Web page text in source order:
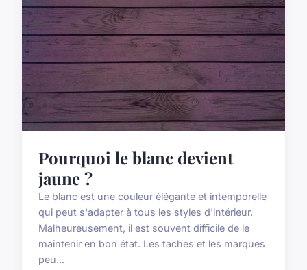
Pourquoi le blanc devient
jaune ?
Le blanc est une couleur élégante et intemporelle
qui peut s'adapter à tous les styles d'intérieur.
Malheureusement, il est souvent difficile de le
maintenir en bon état. Les taches et les marques
peu...